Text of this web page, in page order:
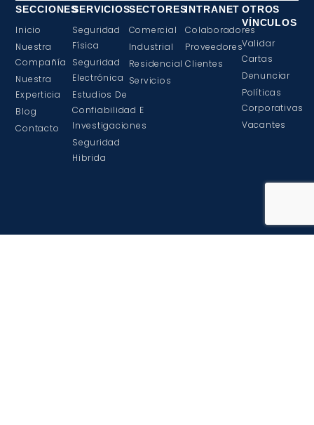
SECCIONES
Inicio
Nuestra
Compañía
Nuestra
Experticia
Blog
Contacto
SERVICIOS
Seguridad
Física
Seguridad
Electrónica
Estudios De
Confiabilidad E
Investigaciones
Seguridad
Hibrida
SECTORES
Comercial
Industrial
Residencial
Servicios
INTRANET
Colaboradores
Proveedores
Clientes
OTROS
VÍNCULOS
Validar
Cartas
Denunciar
Políticas
Corporativas
Vacantes